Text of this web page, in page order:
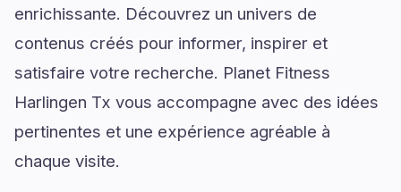
enrichissante. Découvrez un univers de
contenus créés pour informer, inspirer et
satisfaire votre recherche. Planet Fitness
Harlingen Tx vous accompagne avec des idées
pertinentes et une expérience agréable à
chaque visite.